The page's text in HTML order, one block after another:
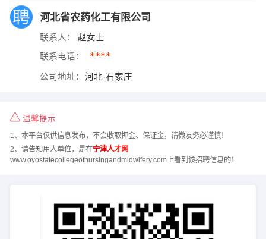
河北省农药化工有限公司
联系人： 赵女士
联系电话： ****
公司地址： 河北-石家庄
温馨提示
1、本平台仅供信息发布，不会收取押金、保证金，请微友务必谨慎！
2、请告知用人单位，是在宁津人才网
www.oyostatecollegeofnursingandmidwifery.com上看到该招聘信息的！